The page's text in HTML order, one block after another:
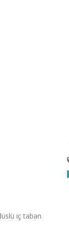
iç taban